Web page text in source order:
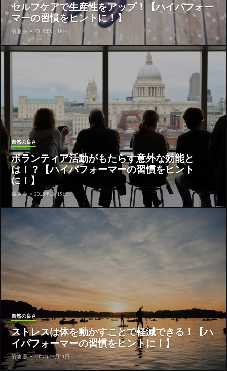
セルフケアで生産性をアップ！【ハイパフォー
マーの習慣をヒントに！】
菊地 薫 • 2018年3月16日
自然の良さ
ボランティア活動がもたらす意外な効能と
は！？【ハイパフォーマーの習慣をヒント
に！】
菊地 薫 • 2018年1月15日
自然の良さ
ストレスは体を動かすことで軽減できる！【ハ
イパフォーマーの習慣をヒントに！】
菊地 薫 • 2017年12月11日